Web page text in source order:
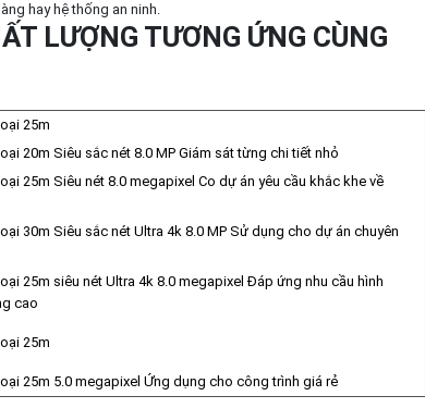
hay hệ thống an ninh.
LƯỢNG TƯƠNG ỨNG CÙNG
25m
20m Siêu sắc nét 8.0 MP Giám sát từng chi tiết nhỏ
25m Siêu nét 8.0 megapixel Co dự án yêu cầu khắc khe về
30m Siêu sắc nét Ultra 4k 8.0 MP Sử dụng cho dự án chuyên
25m siêu nét Ultra 4k 8.0 megapixel Đáp ứng nhu cầu hình
cao
25m
25m 5.0 megapixel Ứng dụng cho công trình giá rẻ